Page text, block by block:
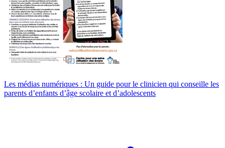
Les médias numériques : Un guide pour le clinicien qui conseille les
parents d’enfants d’âge scolaire et d’adolescents